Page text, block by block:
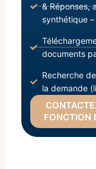
& Réponses,
synthétique
documents
Recherche
la demande
FONCTION